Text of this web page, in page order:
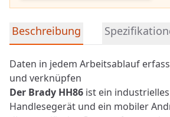
Detaillierte Produktinformationen
Beschreibung
Daten in jedem Arbeitsablauf
und verknüpfen
Der Brady HH86 ist ein industrielles
Handlesegerät und ein mobiler